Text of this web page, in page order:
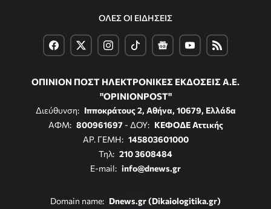
ΟΛΕΣ ΟΙ ΕΙΔΗΣΕΙΣ
ΟΠΙΝΙΟΝ ΠΟΣΤ ΗΛΕΚΤΡΟΝΙΚΕΣ ΕΚΔΟΣΕΙΣ Α.Ε.
"OPINIONPOST"
Διεύθυνση: Ιπποκράτους 2, Αθήνα, 10679, Ελλάδα
ΑΦΜ: 800961697- ΔΟΥ: ΚΕΦΟΔΕ Αττικής
ΑΡ. ΓΕΜΗ: 145803601000
Τηλ: 210 3608484
E-mail: info@dnews.gr
Domain name: Dnews.gr (Dikaiologitika.gr)